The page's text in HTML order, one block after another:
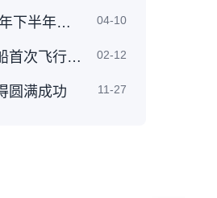
下半年择
04-10
首次飞行试
02-12
圆满成功 11-27